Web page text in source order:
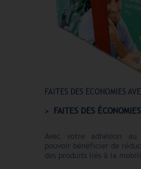
FAITES DES ÉCONOMIES
FAITES DES
Avec votre adhésion
pouvoir bénéficier de
des produits liés à la